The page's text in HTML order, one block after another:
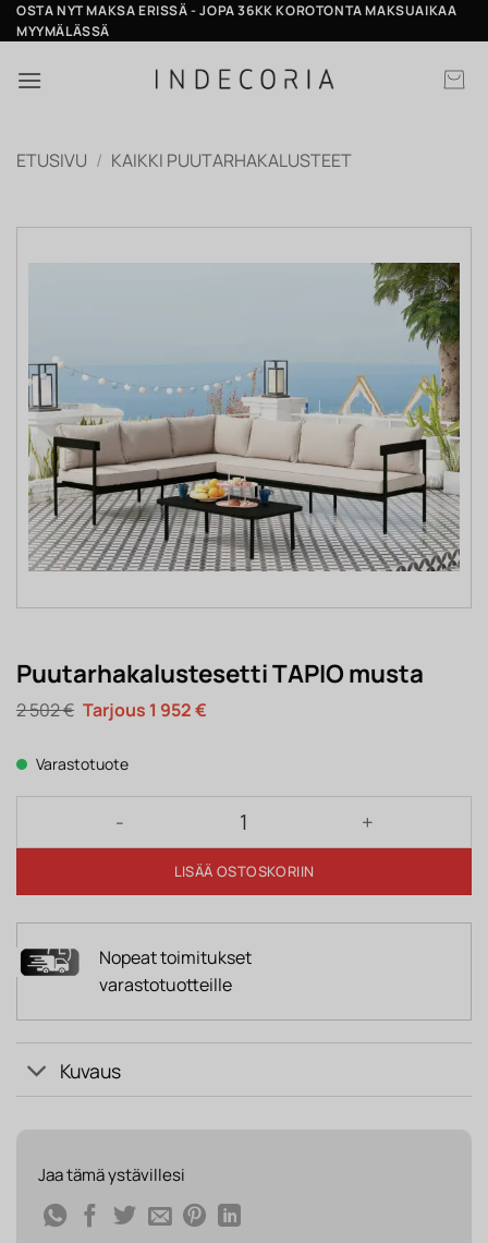
Skip
to
OSTA NYT MAKSA ERISSÄ - JOPA 36KK KOROTONTA MAKSUAIKAA
MYYMÄLÄSSÄ
ETUSIVU / KAIKKI PUUTARHAKALUSTEET
Puutarhakalustesetti TAPIO musta
2 502€ Alkuperäinen
hinta
2
502 €.
1 952€Nykyinen
Varastotuote
Puutarhakalustesetti TAPIO musta määrä
LISÄÄ OSTOSKORIIN
Nopeat toimitukset
varastotuotteille
Kuvaus
Jaa tämä ystävillesi